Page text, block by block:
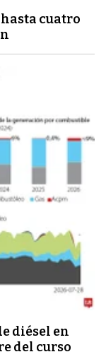
cuatro
diésel en
del curso